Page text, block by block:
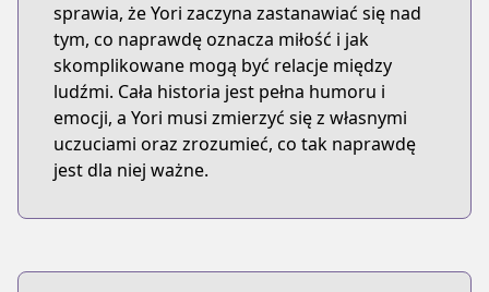
sprawia, że Yori zaczyna zastanawiać się nad
tym, co naprawdę oznacza miłość i jak
skomplikowane mogą być relacje między
ludźmi. Cała historia jest pełna humoru i
emocji, a Yori musi zmierzyć się z własnymi
uczuciami oraz zrozumieć, co tak naprawdę
jest dla niej ważne.